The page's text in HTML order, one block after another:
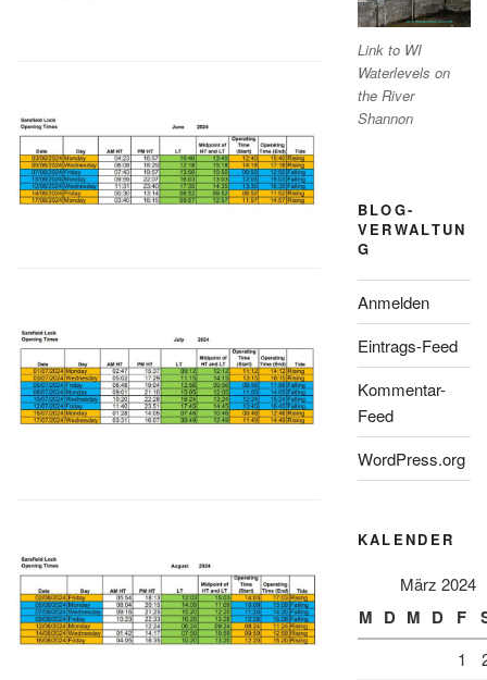
Link to WI
Waterlevels on
the River
Shannon
BLOG-
VERWALTUN
G
Anmelden
Eintrags-Feed
Kommentar-
Feed
WordPress.org
KALENDER
März 2024
M D M D F
1